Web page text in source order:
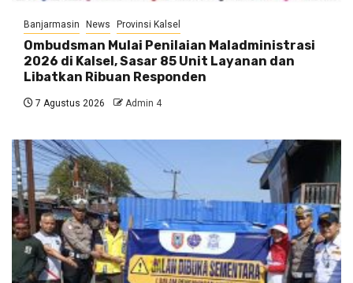
Banjarmasin News Provinsi Kalsel
Ombudsman Mulai Penilaian Maladministrasi
2026 di Kalsel, Sasar 85 Unit Layanan dan
Libatkan Ribuan Responden
7 Agustus 2026 Admin 4